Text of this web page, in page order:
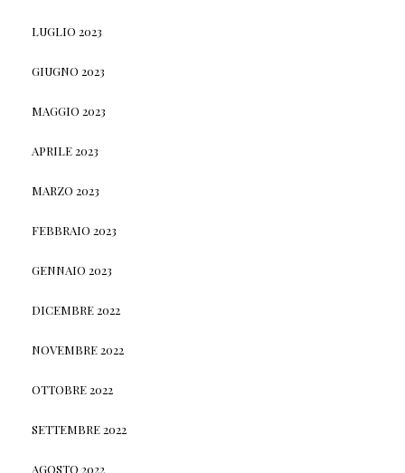
LUGLIO 2023
GIUGNO 2023
MAGGIO 2023
APRILE 2023
MARZO 2023
FEBBRAIO 2023
GENNAIO 2023
DICEMBRE 2022
NOVEMBRE 2022
OTTOBRE 2022
SETTEMBRE 2022
AGOSTO 2022